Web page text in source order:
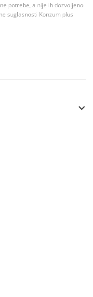
potrebe, a nije ih dozvoljeno
suglasnosti Konzum plus